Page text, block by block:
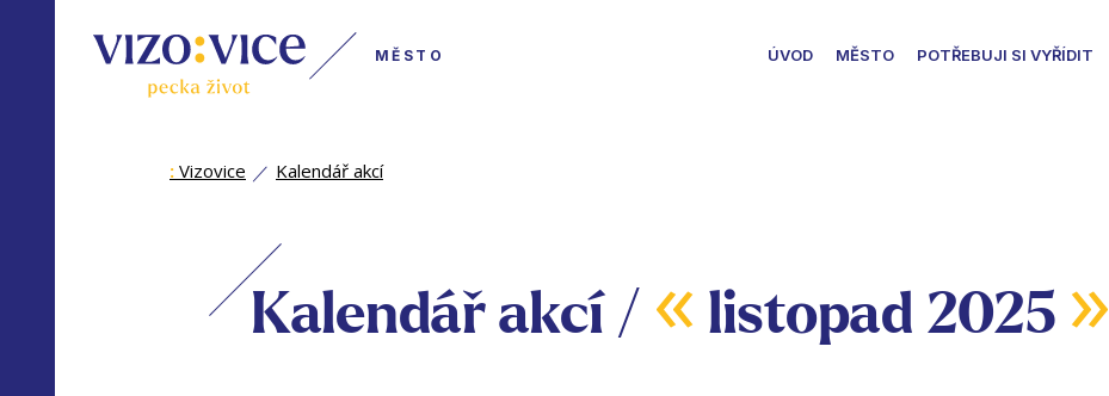
MĚSTO ÚVOD MĚSTO POTŘEBUJI SI VYŘÍDIT
: Vizovice Kalendář akcí
Kalendář akcí / « listopad 2025 »